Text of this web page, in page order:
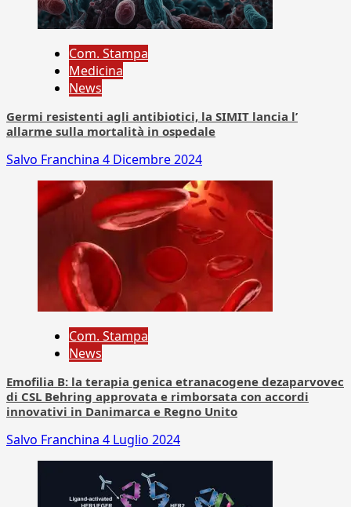
Com. Stampa
Medicina
News
Germi resistenti agli antibiotici, la SIMIT lancia l’
allarme sulla mortalità in ospedale
Salvo Franchina 4 Dicembre 2024
Com. Stampa
News
Emofilia B: la terapia genica etranacogene dezaparvovec
di CSL Behring approvata e rimborsata con accordi
innovativi in Danimarca e Regno Unito
Salvo Franchina 4 Luglio 2024